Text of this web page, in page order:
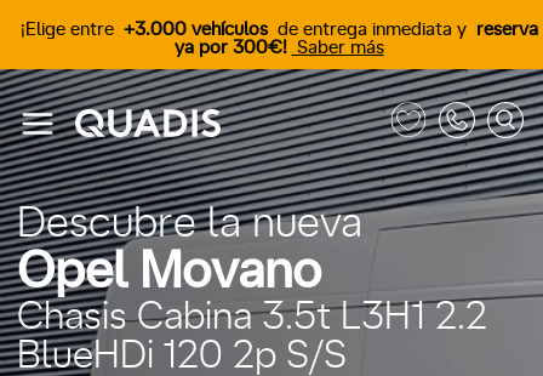
¡Elige entre +3.000 vehículos de entrega inmediata y reserva
ya por 300€! Saber más
Descubre la nueva
Opel Movano
Chasis Cabina 3.5t L3H1 2.2
BlueHDi 120 2p S/S